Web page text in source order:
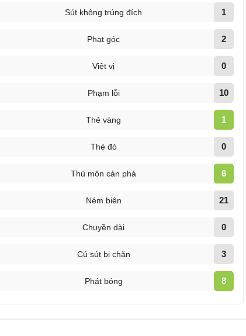
Sút không trúng đích 1
Phạt góc 2
Việt vị 0
Phạm lỗi 10
Thẻ vàng 1
Thẻ đỏ 0
Thủ môn cản phá 6
Ném biên 21
Chuyền dài 0
Cú sút bị chặn 3
Phát bóng 8